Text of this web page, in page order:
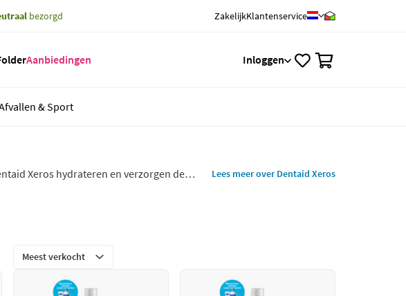
bezorgd ZakelijkKlantenservice
Aanbiedingen Inloggen
& Sport
Xeros hydrateren en verzorgen de
Lees meer over Dentaid Xeros